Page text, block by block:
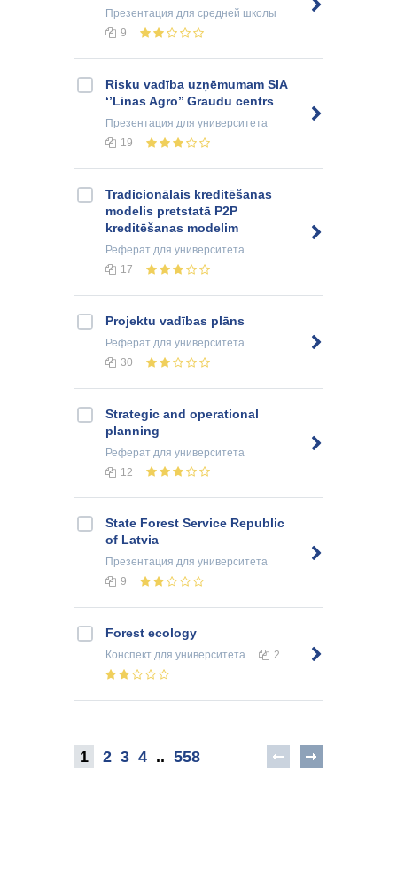
Презентация для средней школы
9
Risku vadība uzņēmumam SIA
‘’Linas Agro’’ Graudu centrs
Презентация для университета
19
Tradicionālais kreditēšanas
modelis pretstatā P2P
kreditēšanas modelim
Реферат для университета
17
Projektu vadības plāns
Реферат для университета
30
Strategic and operational
planning
Реферат для университета
12
State Forest Service Republic
of Latvia
Презентация для университета
9
Forest ecology
Конспект для университета 2
1 2 3 4 .. 558